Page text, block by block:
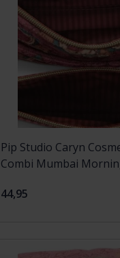
Pip Studio Caryn
Combi Mumbai
44,95